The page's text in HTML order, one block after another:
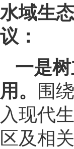
水域生
议：
一是
用。
围
入现代
区及相